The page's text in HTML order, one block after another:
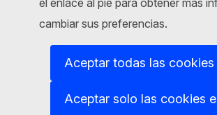
el enlace al pie para obtener más
cambiar sus preferencias.
Aceptar todas las cookies
Aceptar solo las cookies